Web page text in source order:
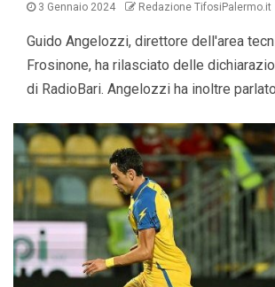
3 Gennaio 2024 Redazione TifosiPalermo.it
Guido Angelozzi, direttore dell'area
Frosinone, ha rilasciato delle
di RadioBari. Angelozzi ha inoltre